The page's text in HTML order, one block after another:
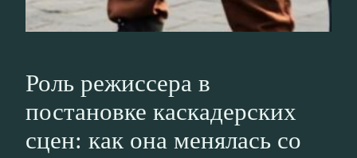
Роль режиссера в
постановке каскадерских
сцен: как она менялась со